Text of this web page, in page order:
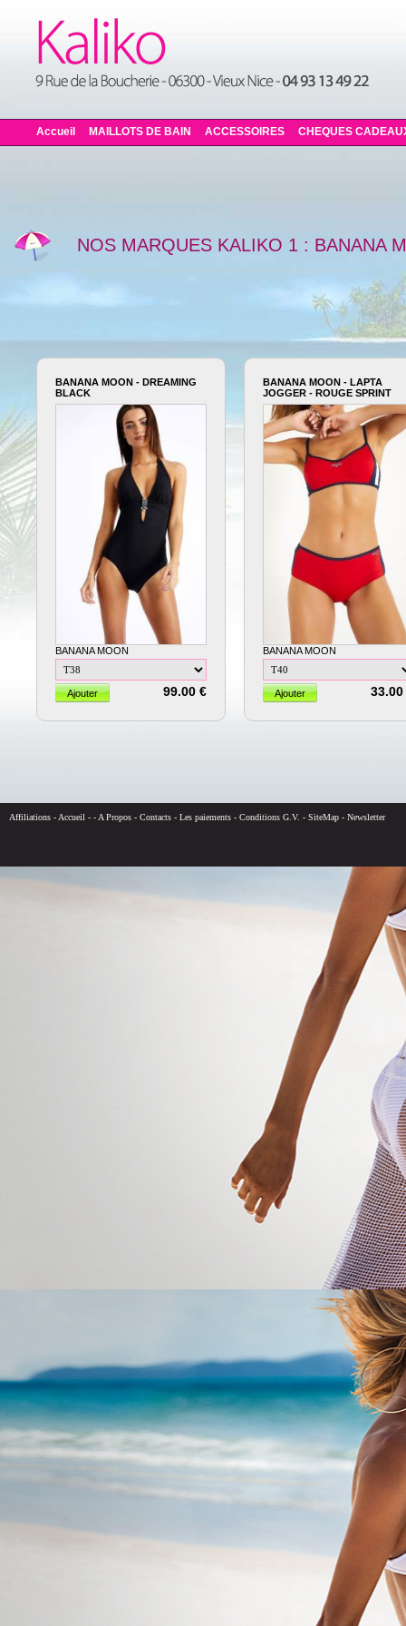
Accueil MAILLOTS DE BAIN ACCESSOIRES CHEQUES
NOS MARQUES KALIKO 1 : BANANA
BANANA MOON - DREAMING
BLACK
BANANA MOON
99.00 €
BANANA MOON - LAPTA
JOGGER - ROUGE SPRINT
BANANA MOON
33.00
Affiliations - Accueil - - A Propos - Contacts - Les paiements - Conditions G.V. - SiteMap - Newsletter